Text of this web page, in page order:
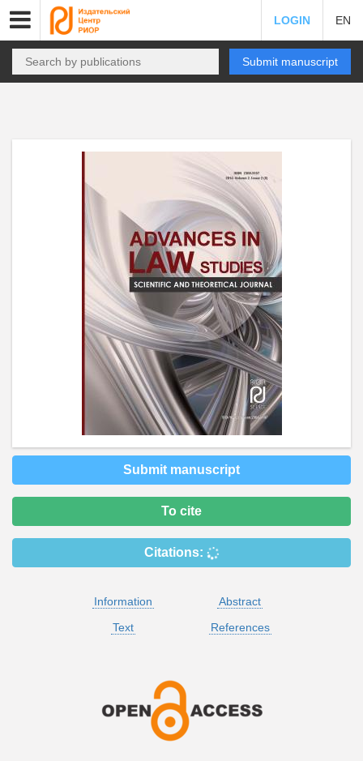
LOGIN EN
Submit manuscript
Submit manuscript
To cite
Citations:
Information
Abstract
Text
References